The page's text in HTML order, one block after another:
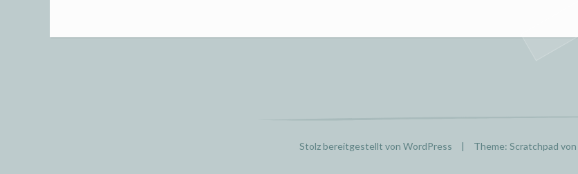
Stolz bereitgestellt von WordPress | Theme: Scratchpad von